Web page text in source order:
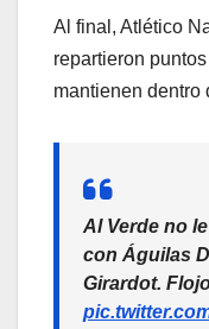
Al final, Atlético
repartieron
mantienen dentro
Al Verde no
con Águilas
Girardot.